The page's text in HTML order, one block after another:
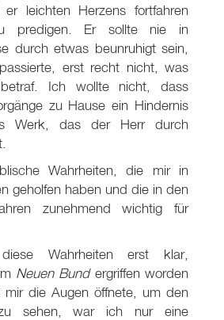
leichten Herzens fortfahren
predigen. Er sollte nie in
durch etwas beunruhigt sein,
erst recht nicht, was
Ich wollte nicht, dass
zu Hause ein Hindernis
Werk, das der Herr durch
Wahrheiten, die mir in
geholfen haben und die in den
zunehmend wichtig für
Wahrheiten erst klar,
Neuen Bund ergriffen worden
die Augen öffnete, um den
sehen, war ich nur eine